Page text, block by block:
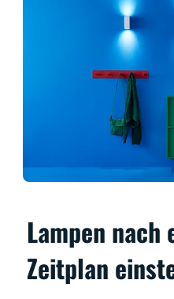
Lampen nach
Zeitplan